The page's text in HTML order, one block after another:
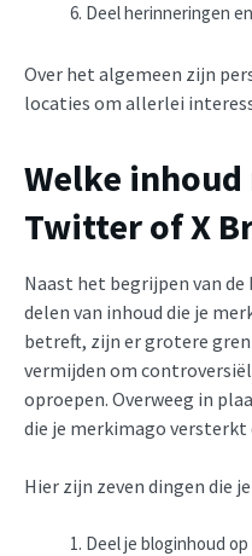
Deel herinneringen
Over het algemeen zijn
locaties om allerlei
Welke
Twitter of X
Naast het begrijpen van
delen van inhoud die je
betreft, zijn er grotere
vermijden om
oproepen. Overweeg in
die je merkimago
Hier zijn zeven dingen die
Deel je bloginhoud